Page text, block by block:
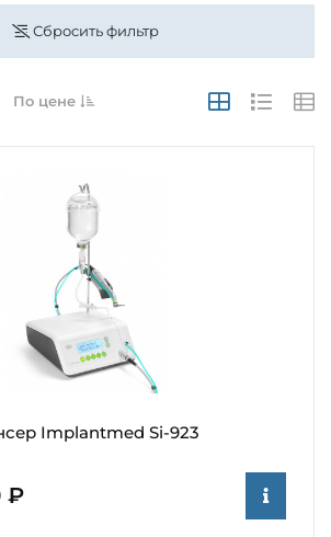
Сбросить фильтр
По цене
Implantmed Si-923
₽